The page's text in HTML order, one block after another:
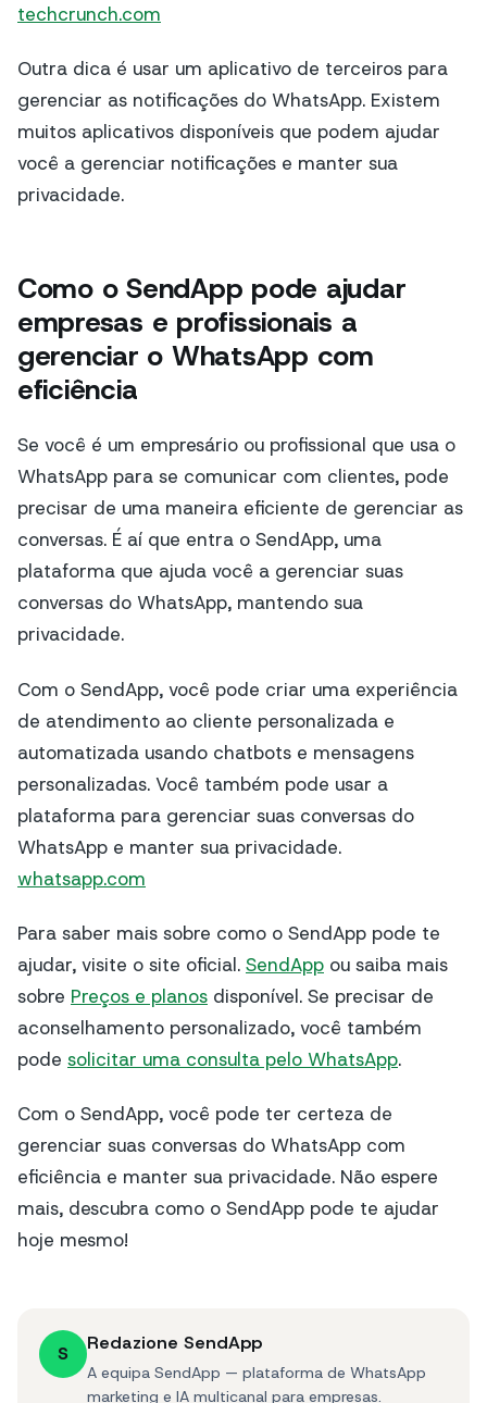
techcrunch.com
Outra dica é usar um aplicativo de terceiros para
gerenciar as notificações do WhatsApp. Existem
muitos aplicativos disponíveis que podem ajudar
você a gerenciar notificações e manter sua
privacidade.
Como o SendApp pode ajudar
empresas e profissionais a
gerenciar o WhatsApp com
eficiência
Se você é um empresário ou profissional que usa o
WhatsApp para se comunicar com clientes, pode
precisar de uma maneira eficiente de gerenciar as
conversas. É aí que entra o SendApp, uma
plataforma que ajuda você a gerenciar suas
conversas do WhatsApp, mantendo sua
privacidade.
Com o SendApp, você pode criar uma experiência
de atendimento ao cliente personalizada e
automatizada usando chatbots e mensagens
personalizadas. Você também pode usar a
plataforma para gerenciar suas conversas do
WhatsApp e manter sua privacidade.
whatsapp.com
Para saber mais sobre como o SendApp pode te
ajudar, visite o site oficial. SendApp ou saiba mais
sobre Preços e planos disponível. Se precisar de
aconselhamento personalizado, você também
pode solicitar uma consulta pelo WhatsApp.
Com o SendApp, você pode ter certeza de
gerenciar suas conversas do WhatsApp com
eficiência e manter sua privacidade. Não espere
mais, descubra como o SendApp pode te ajudar
hoje mesmo!
S Redazione SendApp
A equipa SendApp — plataforma de WhatsApp
marketing e IA multicanal para empresas.